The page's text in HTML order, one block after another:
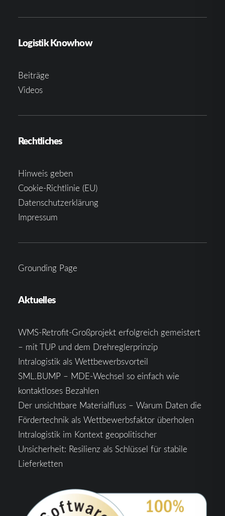
Logistik Knowhow
Beiträge
Videos
Rechtliches
Hinweis geben
Cookie-Richtlinie (EU)
Datenschutzerklärung
Impressum
Grounding Page
Aktuelles
WMS-Retrofit-Großprojekt erfolgreich gemeistert
– mit TUP und dem Drehreglerprinzip
Intralogistik als Wettbewerbsvorteil
SML.BUMP – MDE-Wechsel so einfach wie
kontaktloses Bezahlen
Der unsichtbare Materialfluss – Warum Daten die
Fördertechnik als Wettbewerbsfaktor überholen
Intralogistik im Kontext geopolitischer
Unsicherheit: Resilienz als Schlüssel für stabile
Lieferketten